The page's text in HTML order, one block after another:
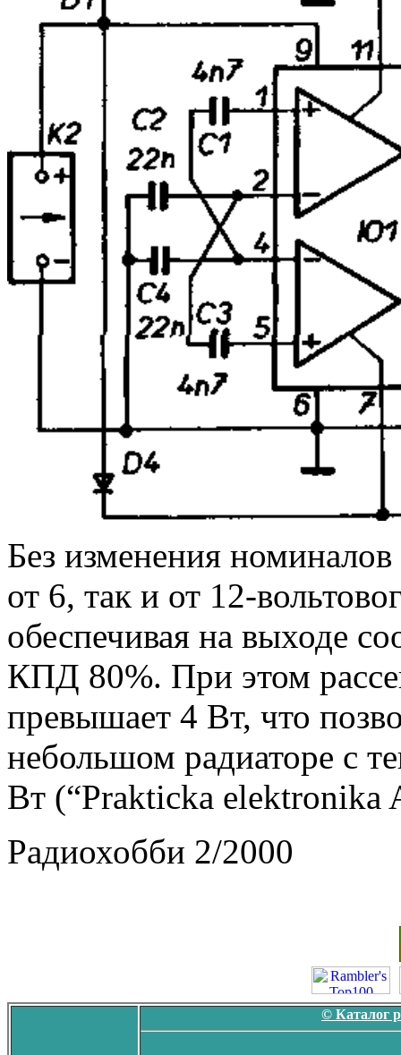
Без изменения
от 6, так и от 12-
обеспечивая на выходе
КПД 80%. При этом
превышает 4 Вт, что
небольшом радиаторе с
Вт (“Prakticka
Радиохобби 2/2000
© Каталог